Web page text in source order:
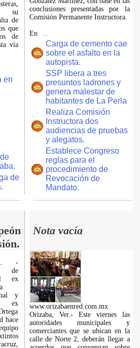
su
de
que
de
vía
en
de
conclusiones presentadas por la
Comisión Permanente Instructora.
En
Carga de cemento cae
sobre el asfalto en la
autopista.
SSP libera a tres
presuntos ladrones y
genera malestar de
habitantes de La Perla
Realiza Comisión
Instructora dos
audiencias de pruebas
y alegatos.
Establece Congreso
reglas para el
procedimiento de
Revocación de
Mandato.
Nota vacía
-
de
ex
y
ex
hace
www.orizabaenred.com.mx
Orizaba, Ver.- Este viernes las
autoridades municipales y
comerciantes que se ubican en la
calle de Norte 2, deberán llegar a